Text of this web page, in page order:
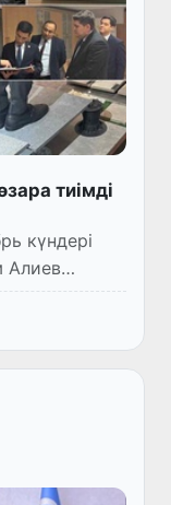
тиімді
күндері
Алиев
Анкар...